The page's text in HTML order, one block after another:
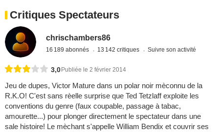
Critiques Spectateurs
chrischambers86
16 189 abonnés 13 142 critiques Suivre son activité
3,0 Publiée le 2 février 2014
Jeu de dupes, Victor Mature dans un polar noir mèconnu de la
R.K.O! C'est sans rèelle surprise que Ted Tetzlaff exploite les
conventions du genre (faux coupable, passage à tabac,
amourette...) pour plonger directement le spectateur dans une
sale histoire! Le mèchant s'appelle William Bendix et couvrir ses